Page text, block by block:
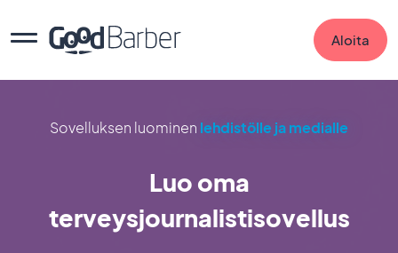
Aloita
Sovelluksen luominen lehdistölle ja medialle
Luo oma
terveysjournalistisovellus